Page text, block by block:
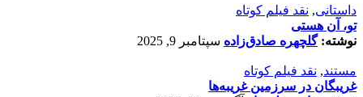
داستانی, نقد فیلم کوتاه
تو، آن هستی
نوشته:گلچهره صادق‌زاده سپتامبر 9, 2025
مستند, نقد فیلم کوتاه
غریبگان در سرزمین غریبه‌ها